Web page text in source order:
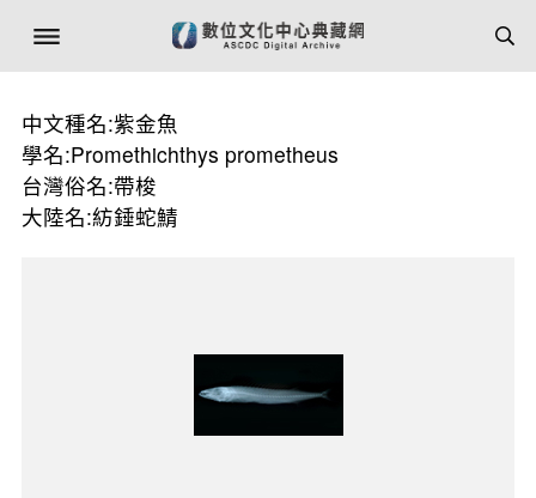
中文種名:紫金魚
學名:Promethichthys prometheus
台灣俗名:帶梭
大陸名:紡錘蛇鯖